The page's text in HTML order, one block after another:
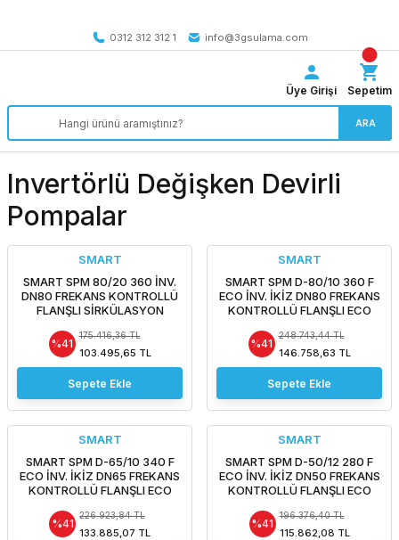
0312 312 312 1
info@3gsulama.com
ARA
Üye Girişi Sepetim
Invertörlü Değişken Devirli
Pompalar
SMART
SMART SPM 80/20 360 İNV.
DN80 FREKANS KONTROLLÜ
FLANŞLI SİRKÜLASYON
%41
175.416,36 TL
103.495,65 TL
Sepete Ekle
SMART
SMART SPM D-80/10 360 F
ECO İNV. İKİZ DN80 FREKANS
KONTROLLÜ FLANŞLI ECO
POMPASI
%41
248.743,44 TL
146.758,63 TL
Sepete Ekle
SMART
SMART SPM D-65/10 340 F
ECO İNV. İKİZ DN65 FREKANS
KONTROLLÜ FLANŞLI ECO
POMPASI
%41
226.923,84 TL
133.885,07 TL
SMART
SMART SPM D-50/12 280 F
ECO İNV. İKİZ DN50 FREKANS
KONTROLLÜ FLANŞLI ECO
POMPASI
%41
196.376,40 TL
115.862,08 TL